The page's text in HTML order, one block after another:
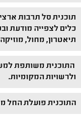
תוכנית סל תרבות
כלים לצפייה מודעת
תיאטרון, מחול,
התוכנית משותפת
ולרשויות המקומיות.
התוכנית פועלת החל משנת